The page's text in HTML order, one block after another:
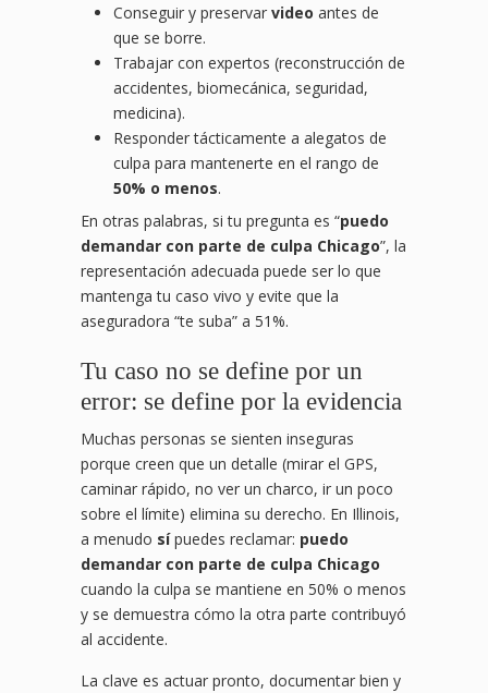
Conseguir y preservar video antes de
que se borre.
Trabajar con expertos (reconstrucción de
accidentes, biomecánica, seguridad,
medicina).
Responder tácticamente a alegatos de
culpa para mantenerte en el rango de
50% o menos.
En otras palabras, si tu pregunta es “puedo
demandar con parte de culpa Chicago”, la
representación adecuada puede ser lo que
mantenga tu caso vivo y evite que la
aseguradora “te suba” a 51%.
Tu caso no se define por un
error: se define por la evidencia
Muchas personas se sienten inseguras
porque creen que un detalle (mirar el GPS,
caminar rápido, no ver un charco, ir un poco
sobre el límite) elimina su derecho. En Illinois,
a menudo sípuedes reclamar: puedo
demandar con parte de culpa Chicago
cuando la culpa se mantiene en 50% o menos
y se demuestra cómo la otra parte contribuyó
al accidente.
La clave es actuar pronto, documentar bien y